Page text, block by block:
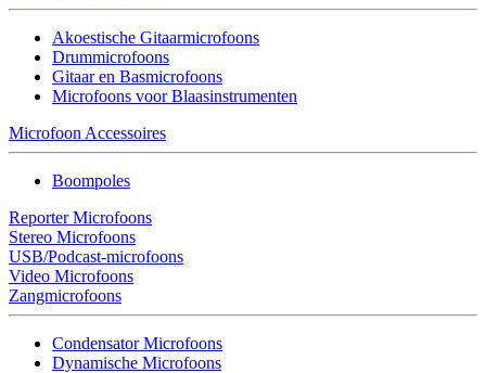
Akoestische Gitaarmicrofoons
Drummicrofoons
Gitaar en Basmicrofoons
Microfoons voor Blaasinstrumenten
Microfoon Accessoires
Boompoles
Reporter Microfoons
Stereo Microfoons
USB/Podcast-microfoons
Video Microfoons
Zangmicrofoons
Condensator Microfoons
Dynamische Microfoons